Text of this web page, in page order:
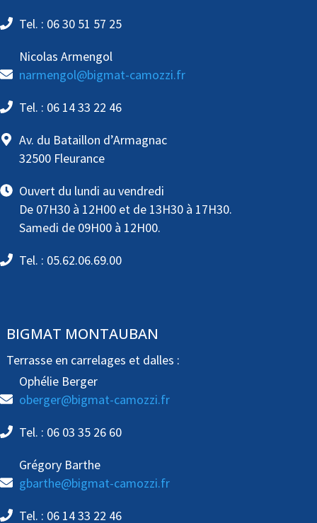
Tel. : 06 30 51 57 25
Nicolas Armengol
narmengol@bigmat-camozzi.fr
Tel. : 06 14 33 22 46
Av. du Bataillon d’Armagnac
32500 Fleurance
Ouvert du lundi au vendredi
De 07H30 à 12H00 et de 13H30 à 17H30.
Samedi de 09H00 à 12H00.
Tel. : 05.62.06.69.00
BIGMAT MONTAUBAN
Terrasse en carrelages et dalles :
Ophélie Berger
oberger@bigmat-camozzi.fr
Tel. : 06 03 35 26 60
Grégory Barthe
gbarthe@bigmat-camozzi.fr
Tel. : 06 14 33 22 46